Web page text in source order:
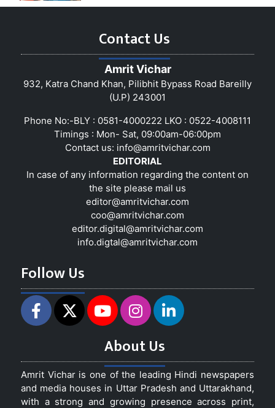
Contact Us
Amrit Vichar
932, Katra Chand Khan, Pilibhit Bypass Road Bareilly
(U.P) 243001
Phone No:-BLY : 0581-4000222 LKO : 0522-4008111
Timings : Mon- Sat, 09:00am-06:00pm
Contact us: info@amritvichar.com
EDITORIAL
In case of any information regarding the content on
the site please mail us
editor@amritvichar.com
coo@amritvichar.com
editor.digital@amritvichar.com
info.digtal@amritvichar.com
Follow Us
About Us
Amrit Vichar is one of the leading Hindi newspapers
and media houses in Uttar Pradesh and Uttarakhand,
with a strong and growing presence across print,